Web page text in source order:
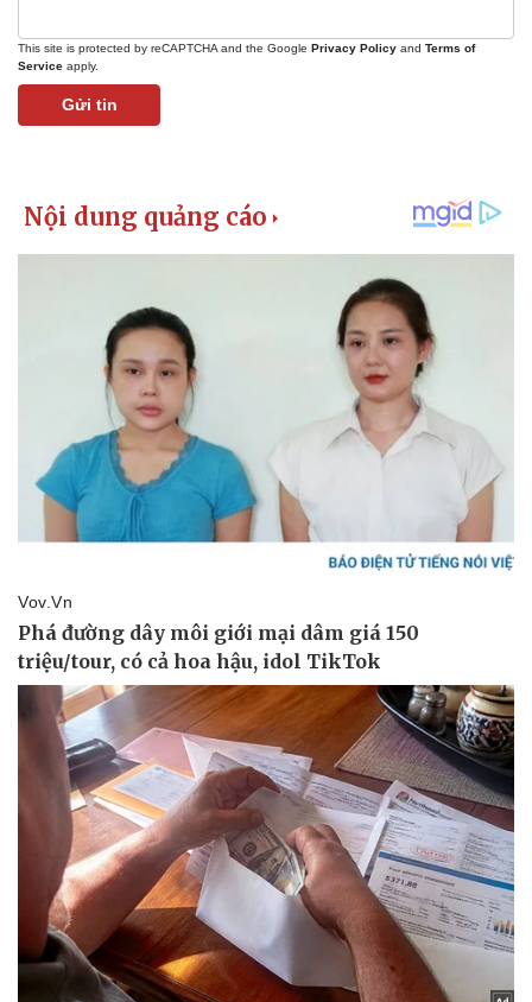
Pháp luật
Vụ án
Tin nóng
Quân sự - Quốc phòng
This site is protected by reCAPTCHA and the Google Privacy Policy and Terms of
Service apply.
Gửi tin